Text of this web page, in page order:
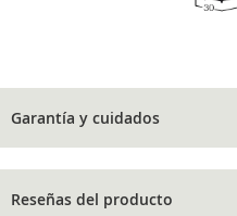
Garantía y cuidados
Reseñas del producto